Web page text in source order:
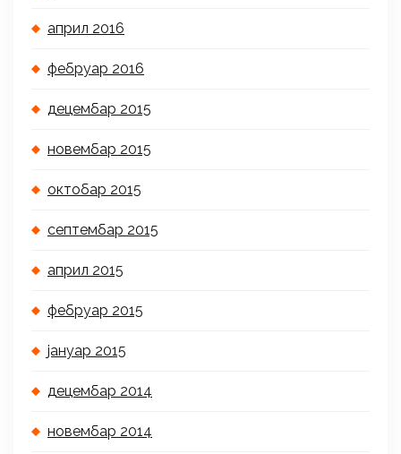
април 2016
фебруар 2016
децембар 2015
новембар 2015
октобар 2015
септембар 2015
април 2015
фебруар 2015
јануар 2015
децембар 2014
новембар 2014